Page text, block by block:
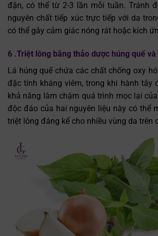
đặn, có thể từ 2-3 lần mỗi tuần. Tránh
nguyên chất tiếp xúc trực tiếp với da
có thể gây cảm giác nóng rát hoặc kích
6 .Triệt lông bằng thảo dược húng quế
Lá húng quế chứa các chất chống oxy
đặc tính kháng viêm, trong khi hành tây
khả năng làm chậm quá trình mọc lại
độc đáo của hai nguyên liệu này có thể
triệt lông đáng kể cho nhiều vùng da trên